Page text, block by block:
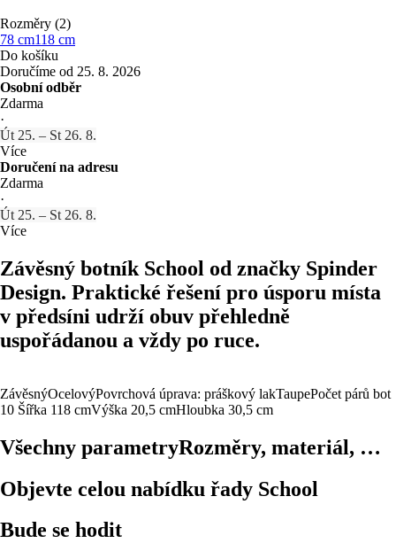
Rozměry (2)
78 cm118 cm
Do košíku
Doručíme od 25. 8. 2026
Osobní odběr
Zdarma
·
Út 25. – St 26. 8.
Více
Doručení na adresu
Zdarma
·
Út 25. – St 26. 8.
Více
Závěsný botník School od značky Spinder
Design. Praktické řešení pro úsporu místa
v předsíni udrží obuv přehledně
uspořádanou a vždy po ruce.
ZávěsnýOcelovýPovrchová úprava: práškový lakTaupePočet párů bot
10 Šířka 118 cmVýška 20,5 cmHloubka 30,5 cm
Všechny parametryRozměry, materiál, …
Objevte celou nabídku řady School
Bude se hodit